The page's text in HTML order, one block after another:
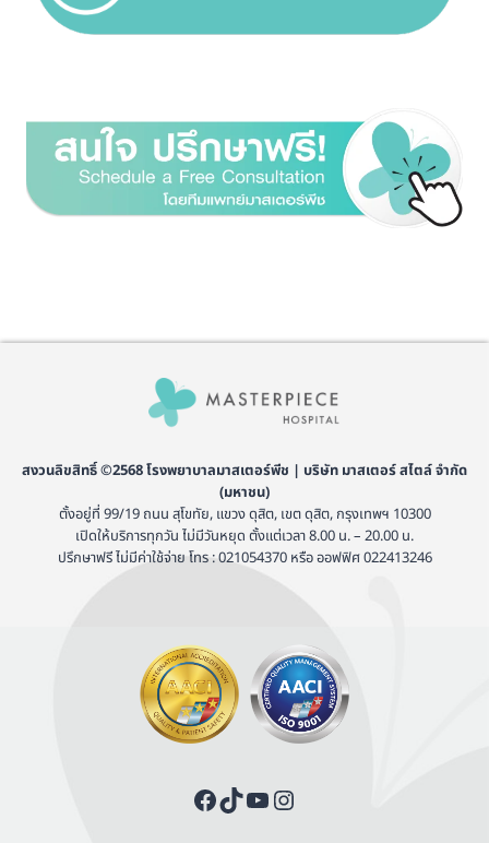
สงวนลิขสิทธิ์ ©2568 โรงพยาบาลมาสเตอร์พีช | บริษัท มาสเตอร์ สไตล์ จำกัด
(มหาชน)
ตั้งอยู่ที่ 99/19 ถนน สุโขทัย, แขวง ดุสิต, เขต ดุสิต, กรุงเทพฯ 10300
เปิดให้บริการทุกวัน ไม่มีวันหยุด ตั้งแต่เวลา 8.00 น. – 20.00 น.
ปรึกษาฟรี ไม่มีค่าใช้จ่าย โทร : 021054370 หรือ ออฟฟิศ 022413246
Facebook
TikTok
YouTube
Instagram